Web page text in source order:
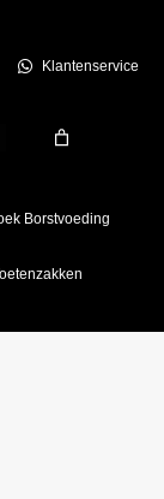
Klantenservice
Borstvoeding